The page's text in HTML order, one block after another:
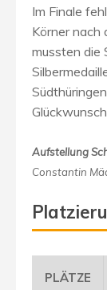
Im Finale
Körner nach
mussten die
Aufstellung
Constantin
PLÄTZE